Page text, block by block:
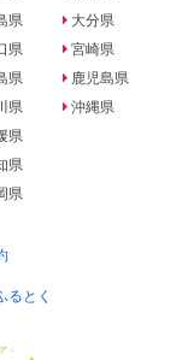
県
県
県
県
県
県
県
大分県
宮崎県
鹿児島県
沖縄県
るとく